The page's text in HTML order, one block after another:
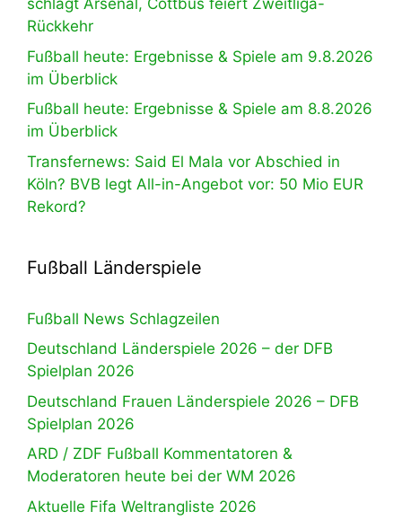
schlägt Arsenal, Cottbus feiert Zweitliga-
Rückkehr
Fußball heute: Ergebnisse & Spiele am 9.8.2026
im Überblick
Fußball heute: Ergebnisse & Spiele am 8.8.2026
im Überblick
Transfernews: Said El Mala vor Abschied in
Köln? BVB legt All-in-Angebot vor: 50 Mio EUR
Rekord?
Fußball Länderspiele
Fußball News Schlagzeilen
Deutschland Länderspiele 2026 – der DFB
Spielplan 2026
Deutschland Frauen Länderspiele 2026 – DFB
Spielplan 2026
ARD / ZDF Fußball Kommentatoren &
Moderatoren heute bei der WM 2026
Aktuelle Fifa Weltrangliste 2026